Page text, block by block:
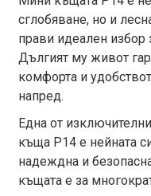
сглобяване, но и
прави идеален избор
Дългият му живот
комфорта и
напред.
Една от
къща P14 е нейната
надеждна и
къщата е за